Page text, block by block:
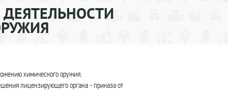
химического оружия.
лицензирующего органа - приказа от